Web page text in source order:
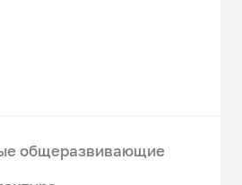
общеразвивающие